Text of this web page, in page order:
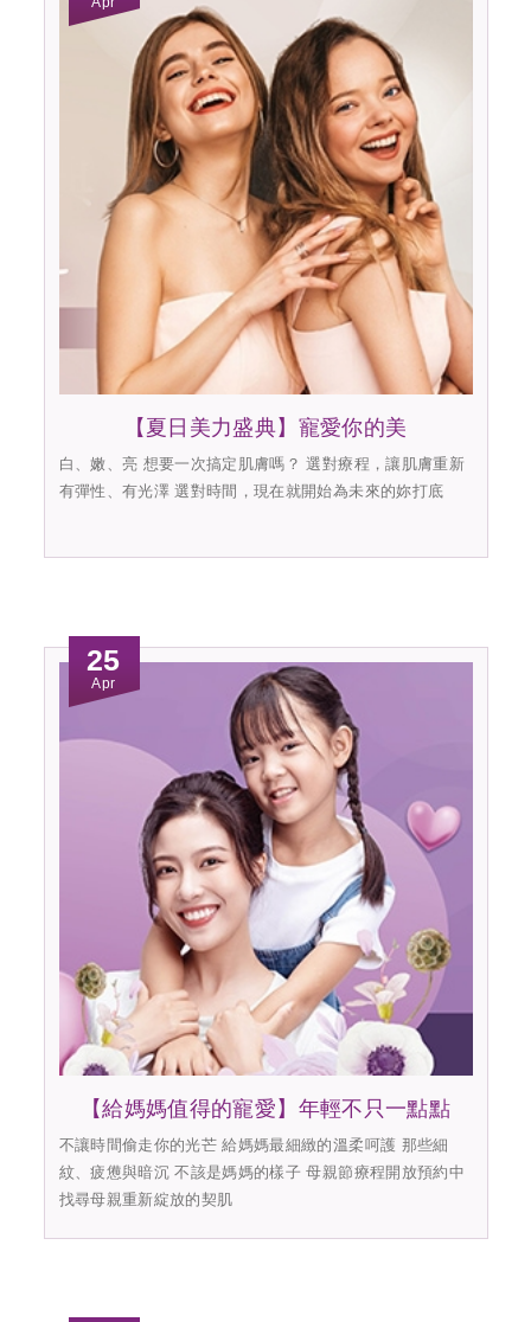
【夏日美力盛典】寵愛你的美
白、嫩、亮 想要一次搞定肌膚嗎？ 選對療程，讓肌膚重新
有彈性、有光澤 選對時間，現在就開始為未來的妳打底
25
Apr
【給媽媽值得的寵愛】年輕不只一點點
不讓時間偷走你的光芒 給媽媽最細緻的溫柔呵護 那些細
紋、疲憊與暗沉 不該是媽媽的樣子 母親節療程開放預約中
找尋母親重新綻放的契肌